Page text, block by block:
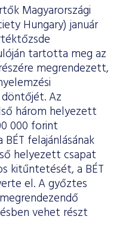
Magyarországi
Hungary) január
tartotta meg az
megrendezett,
Az
három helyezett
000 forint
felajánlásának
helyezett csapat
kitűntetését, a BÉT
el. A győztes
vehet részt